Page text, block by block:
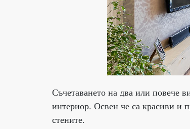
Съчетаването на два или повече
интериор. Освен че са красиви и
стените.